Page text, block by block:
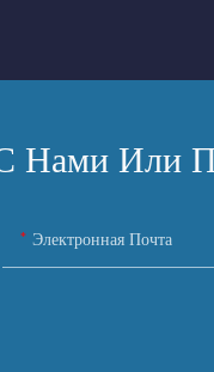
Нами Или
Электронная Почта